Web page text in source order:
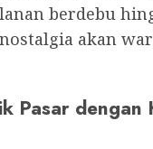
berdebu
akan
Pasar dengan